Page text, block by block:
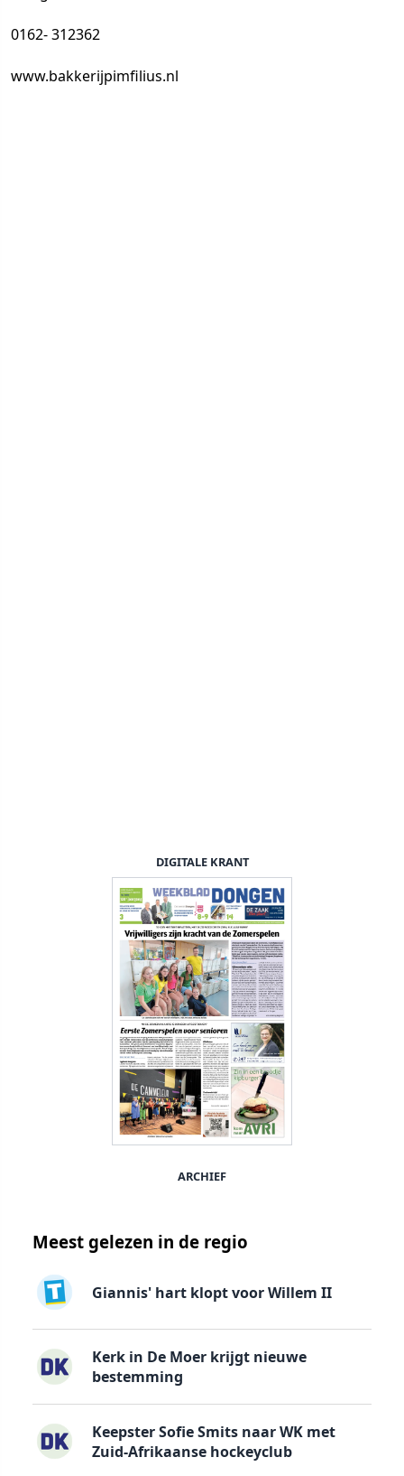
0162- 312362
www.bakkerijpimfilius.nl
DIGITALE KRANT
ARCHIEF
Meest gelezen in de regio
Giannis' hart klopt voor Willem II
Kerk in De Moer krijgt nieuwe
bestemming
Keepster Sofie Smits naar WK met
Zuid-Afrikaanse hockeyclub